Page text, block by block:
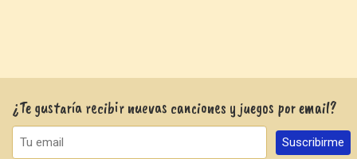
¿Te gustaría recibir nuevas canciones y juegos por email?